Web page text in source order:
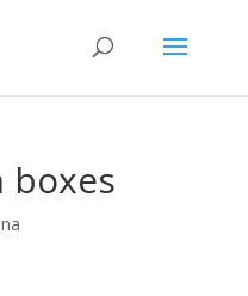
boxes